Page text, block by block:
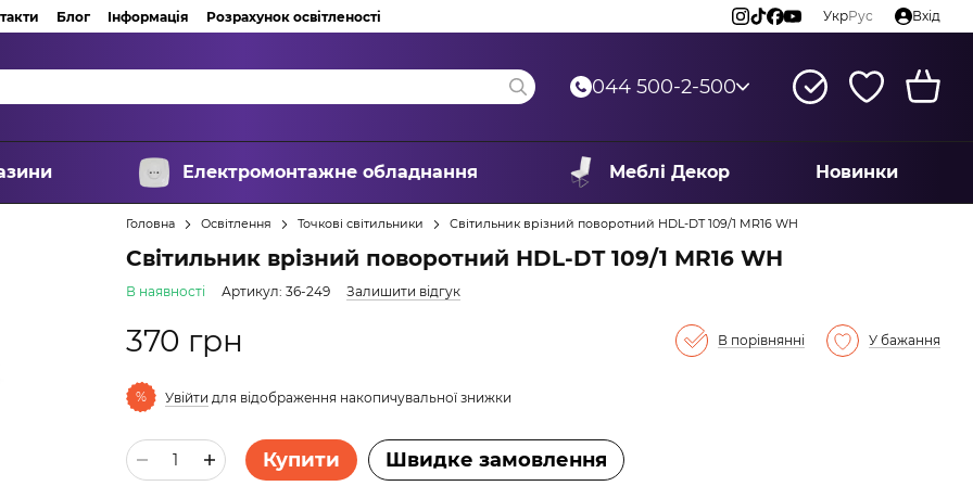
Блог Інформація Розрахунок освітленості УкрРус Вхід
044 500-2-500
Електромонтажне обладнання Меблі Декор Новинки
Головна Освітлення Точкові світильники Світильник врізний поворотний HDL-DT 109/1 MR16 WH
Світильник врізний поворотний HDL-DT 109/1 MR16 WH
В наявності Артикул: 36-249 Залишити відгук
370 грн В порівнянні У бажання
% Увійти для відображення накопичувальної знижки
Купити Швидке замовлення